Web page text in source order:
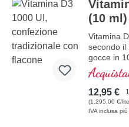
ottimale
ossa
funzione
funzione
Prodotto
genetica,
senza
Sviluppato
D3 + K2
(10 ml)
Vitamina
secondo il
gocce in
1.000 IE
premium.
protettivo,
una
12,95 €
(1.295,00 €/
IVA inclusa più